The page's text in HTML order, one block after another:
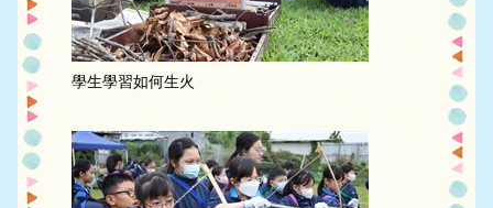
學生學習如何生火